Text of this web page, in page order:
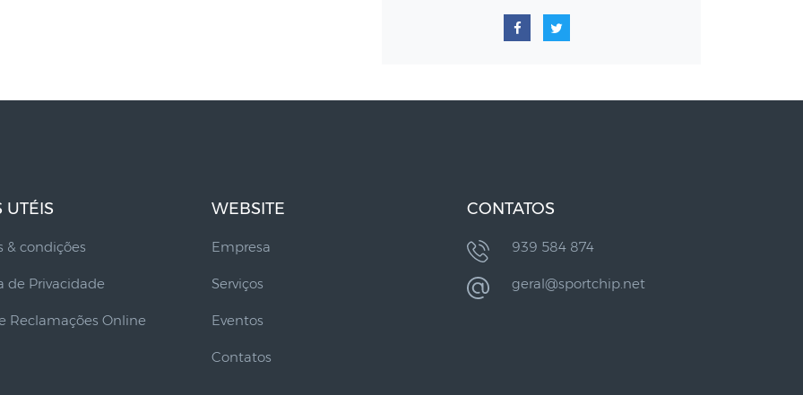
UTÉIS
& condições
de Privacidade
Reclamações Online
WEBSITE
Empresa
Serviços
Eventos
Contatos
CONTATOS
939 584 874
geral@sportchip.net